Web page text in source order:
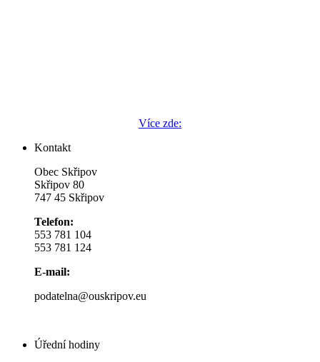
Více zde:
Kontakt
Obec Skřipov
Skřipov 80
747 45 Skřipov
Telefon:
553 781 104
553 781 124
E-mail:
podatelna@ouskripov.eu
Úřední hodiny